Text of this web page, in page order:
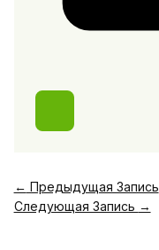
← Предыдущая Запись
Следующая Запись →